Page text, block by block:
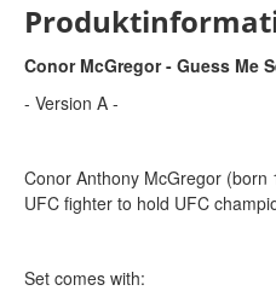
Conor McGregor - Guess Me
- Version A -
Conor Anthony McGregor
UFC fighter to hold UFC
Set comes with: